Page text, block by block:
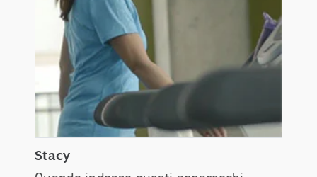
Stacy